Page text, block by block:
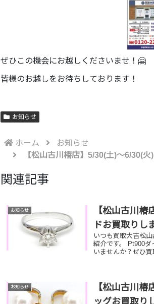
ぜひこの機会にお越しくださいませ！🤗
皆様のお越しをお待ちしております！
お知らせ
ホーム
お知らせ
【松山古川椿店】5/30(土)～6/30(
関連記事
お知らせ
【松山古川
ドお買取りし
いつも買取大吉松
紹介です。 Pt900
いませんか？ぜひ
お知らせ
【松山古川
ッグお買取り